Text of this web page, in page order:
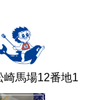
馬場12番地1